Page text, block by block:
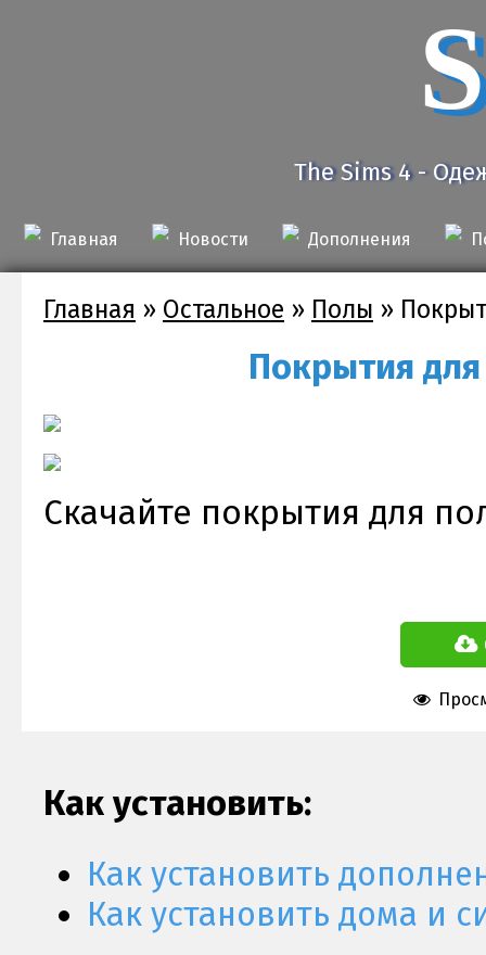
The Sims 4 -
Главная Новости Дополнения
Главная » Остальное » Полы »
Покрытия
Скачайте покрытия для
Как установить:
Как установить
Как установить дома и